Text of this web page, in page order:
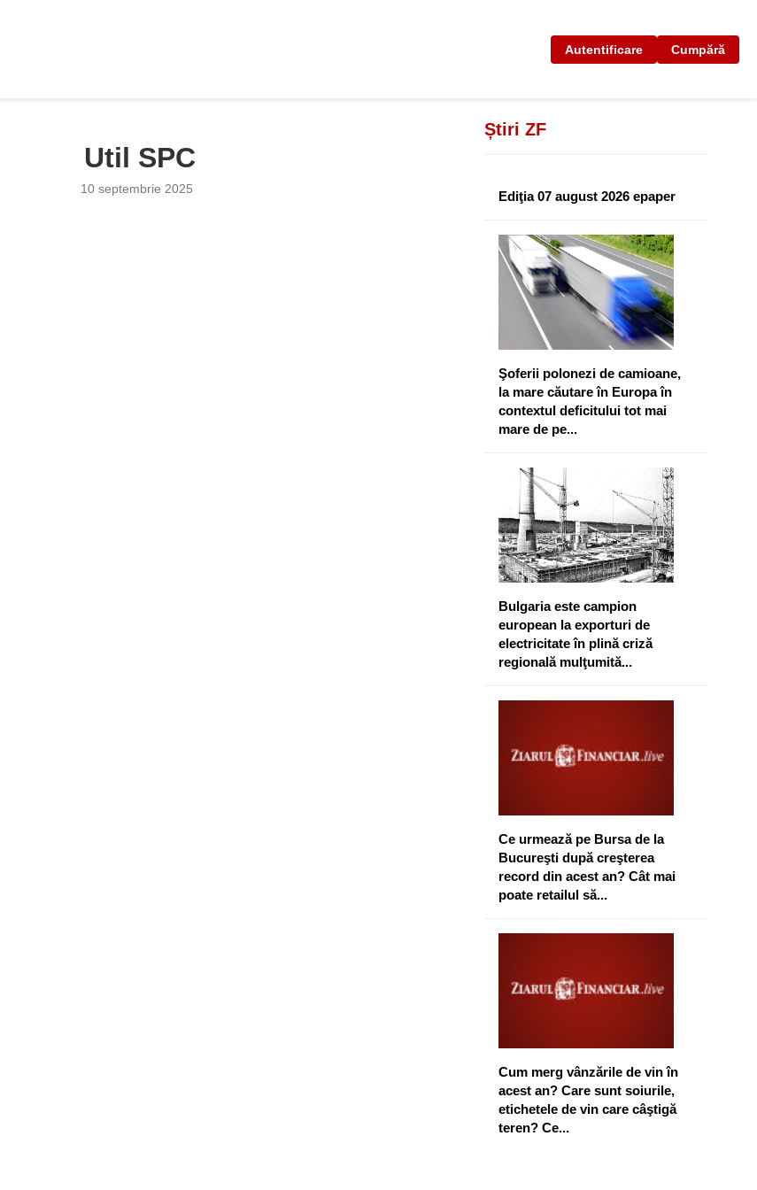
Autentificare Cumpără
Util SPC
10 septembrie 2025
Știri ZF
Ediţia 07 august 2026 epaper
Şoferii polonezi de camioane,
la mare căutare în Europa în
contextul deficitului tot mai
mare de pe...
Bulgaria este campion
european la exporturi de
electricitate în plină criză
regională mulţumită...
Ce urmează pe Bursa de la
Bucureşti după creşterea
record din acest an? Cât mai
poate retailul să...
Cum merg vânzările de vin în
acest an? Care sunt soiurile,
etichetele de vin care câştigă
teren? Ce...